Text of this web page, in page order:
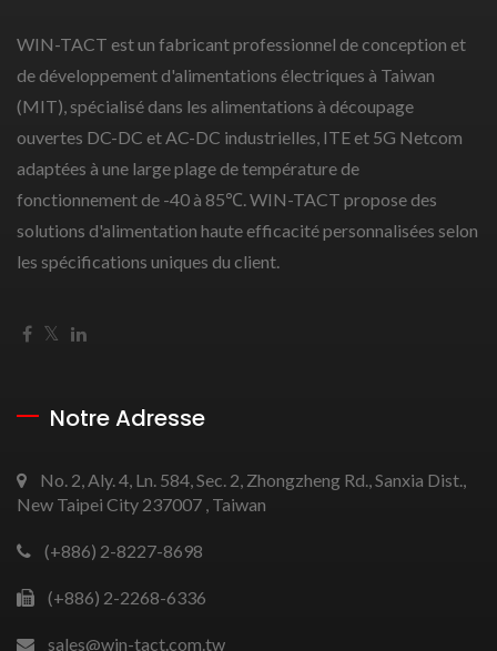
WIN-TACT est un fabricant professionnel de conception et
de développement d'alimentations électriques à Taiwan
(MIT), spécialisé dans les alimentations à découpage
ouvertes DC-DC et AC-DC industrielles, ITE et 5G Netcom
adaptées à une large plage de température de
fonctionnement de -40 à 85℃. WIN-TACT propose des
solutions d'alimentation haute efficacité personnalisées selon
les spécifications uniques du client.
Notre Adresse
No. 2, Aly. 4, Ln. 584, Sec. 2, Zhongzheng Rd., Sanxia Dist.,
New Taipei City 237007 , Taiwan
(+886) 2-8227-8698
(+886) 2-2268-6336
sales@win-tact.com.tw